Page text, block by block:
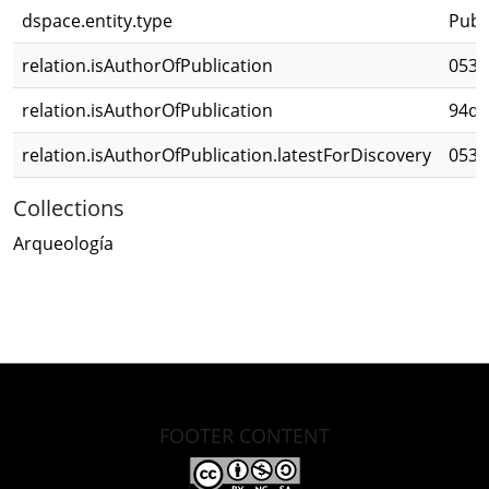
dspace.entity.type
relation.isAuthorOfPublication
relation.isAuthorOfPublication
relation.isAuthorOfPublication.latestForDiscovery
Collections
Arqueología
FOOTER CONTENT